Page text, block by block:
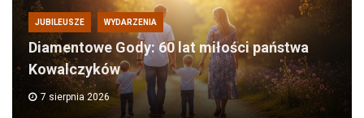
JUBILEUSZE WYDARZENIA
Diamentowe Gody: 60 lat miłości państwa
Kowalczyków
7 sierpnia 2026